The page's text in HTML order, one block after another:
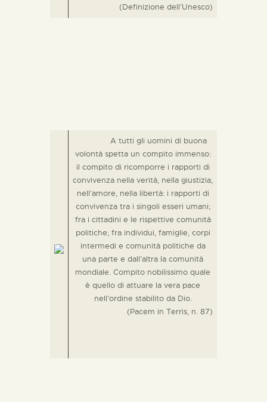
(Definizione dell’Unesco)
A tutti gli uomini di buona
volontà spetta un compito immenso:
il compito di ricomporre i rapporti di
convivenza nella verità, nella giustizia,
nell’amore, nella libertà: i rapporti di
convivenza tra i singoli esseri umani;
fra i cittadini e le rispettive comunità
politiche; fra individui, famiglie, corpi
intermedi e comunità politiche da
una parte e dall’altra la comunità
mondiale. Compito nobilissimo quale
è quello di attuare la vera pace
nell’ordine stabilito da Dio.
(Pacem in Terris, n. 87)